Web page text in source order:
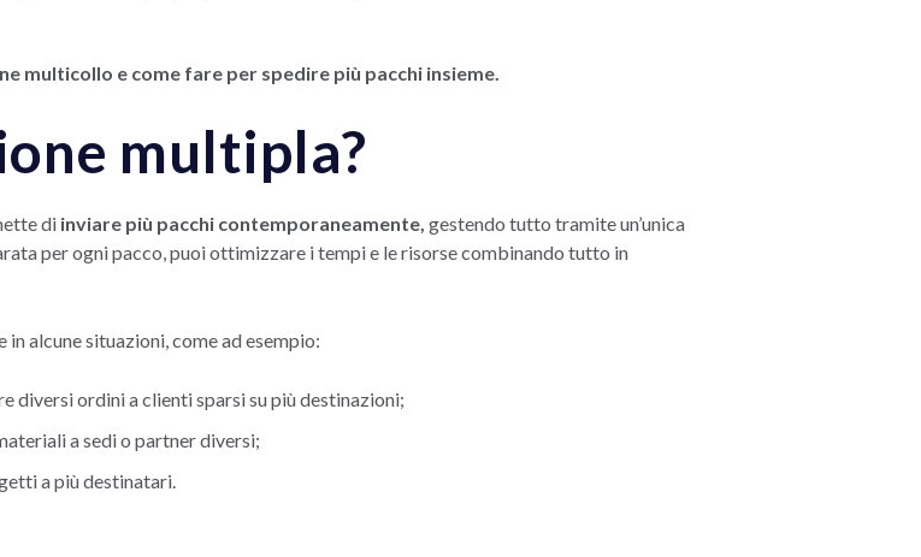
multicollo e come fare per spedire più pacchi insieme.
multipla?
di inviare più pacchi contemporaneamente, gestendo tutto tramite un’unica
per ogni pacco, puoi ottimizzare i tempi e le risorse combinando tutto in
alcune situazioni, come ad esempio:
diversi ordini a clienti sparsi su più destinazioni;
a sedi o partner diversi;
a più destinatari.